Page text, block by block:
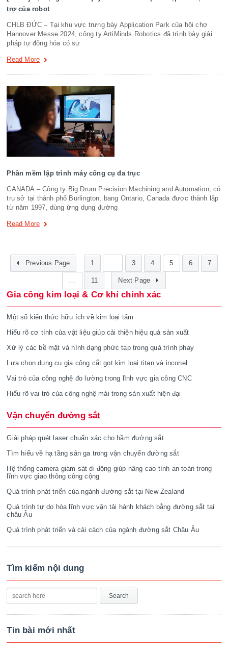
trợ của robot
CHLB ĐỨC – Tại khu vực trưng bày Application Park của hội chợ
Hannover Messe 2024, công ty ArtiMinds Robotics đã trình bày giải
pháp tự động hóa có sự
Read More
Phần mềm lập trình máy công cụ đa trục
CANADA – Công ty Big Drum Precision Machining and Automation, có
trụ sở tại thành phố Burlington, bang Ontario, Canada được thành lập
từ năm 1997, dùng ứng dụng đường
Read More
Previous Page 1 … 3 4 5 6 7
… 11 Next Page
Gia công kim loại & Cơ khí chính xác
Một số kiến thức hữu ích về kim loại tấm
Hiểu rõ cơ tính của vật liệu giúp cải thiện hiệu quả sản xuất
Xử lý các bề mặt và hình dạng phức tạp trong quá trình phay
Lựa chọn dụng cụ gia công cắt gọt kim loại titan và inconel
Vai trò của công nghệ đo lường trong lĩnh vực gia công CNC
Hiểu rõ vai trò của công nghệ mài trong sản xuất hiện đại
Vận chuyển đường sắt
Giải pháp quét laser chuẩn xác cho hầm đường sắt
Tìm hiểu về hạ tầng sân ga trong vận chuyển đường sắt
Hệ thống camera giám sát di động giúp nâng cao tính an toàn trong
lĩnh vực giao thông công cộng
Quá trình phát triển của ngành đường sắt tại New Zealand
Quá trình tự do hóa lĩnh vực vận tải hành khách bằng đường sắt tại
châu Âu
Quá trình phát triển và cải cách của ngành đường sắt Châu Âu
Tìm kiếm nội dung
Tin bài mới nhất